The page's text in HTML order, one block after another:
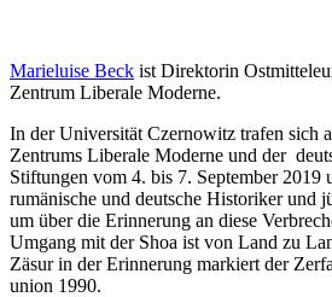
Marie­luise Beck ist Direk­to­rin
Zentrum Liberale Moderne.
In der Univer­sität Czernowitz trafen sich
Zentrums Liberale Moderne und der
Stiftungen vom 4. bis 7. September 2019
rumänische und deutsche Histo­riker und
um über die Erinnerung an diese
Umgang mit der Shoa ist von Land zu
Zäsur in der Erinnerung markiert der
union 1990.